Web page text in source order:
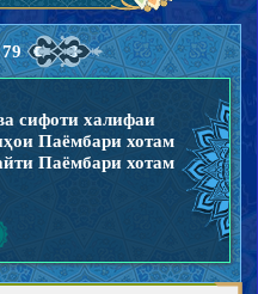
79
сифоти халифаи
Паёмбари хотам
Паёмбари хотам